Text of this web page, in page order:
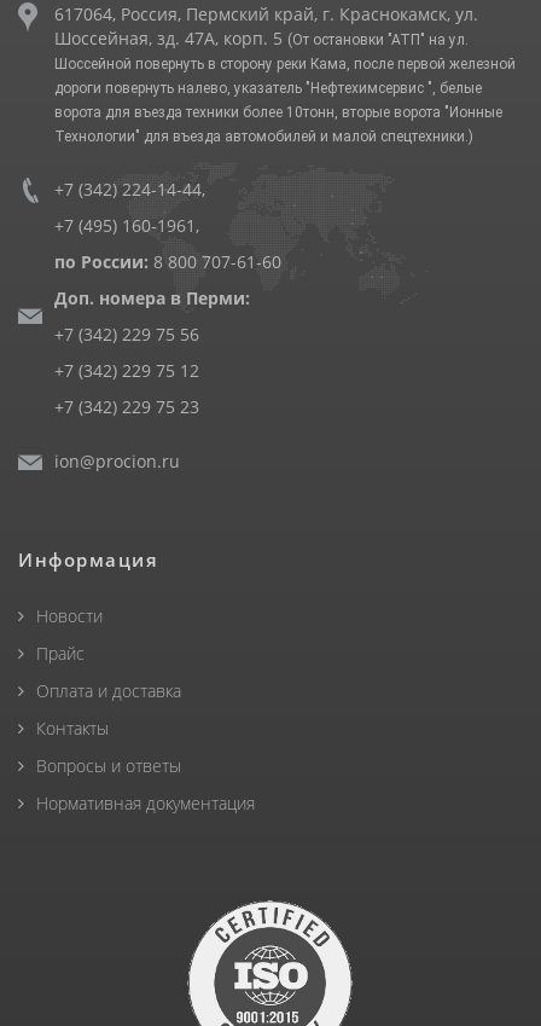
617064, Россия, Пермский край, г. Краснокамск, ул.
Шоссейная, зд. 47А, корп. 5 (От остановки "АТП" на ул.
Шоссейной повернуть в сторону реки Кама, после первой железной
дороги повернуть налево, указатель "Нефтехимсервис ", белые
ворота для въезда техники более 10тонн, вторые ворота "Ионные
Технологии" для въезда автомобилей и малой спецтехники.)
+7 (342) 224-14-44,
+7 (495) 160-1961 ,
по России: 8 800 707-61-60
Доп. номера в Перми:
+7 (342) 229 75 56
+7 (342) 229 75 12
+7 (342) 229 75 23
ion@procion.ru
Информация
Новости
Прайс
Оплата и доставка
Контакты
Вопросы и ответы
Нормативная документация